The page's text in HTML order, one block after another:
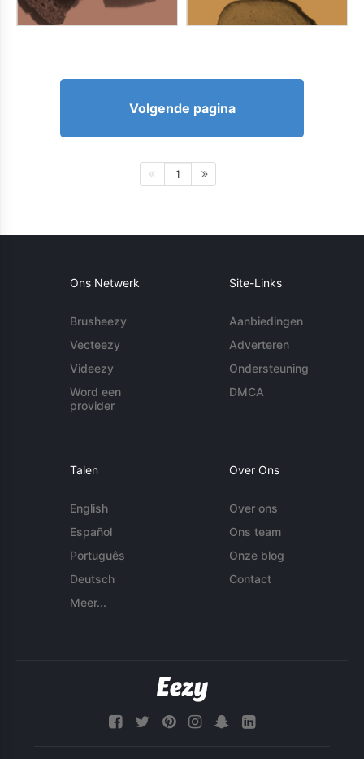
Volgende pagina
1
Ons Netwerk
Brusheezy
Vecteezy
Videezy
Word een
provider
Site-Links
Aanbiedingen
Adverteren
Ondersteuning
DMCA
Talen
English
Español
Português
Deutsch
Meer...
Over Ons
Over ons
Ons team
Onze blog
Contact